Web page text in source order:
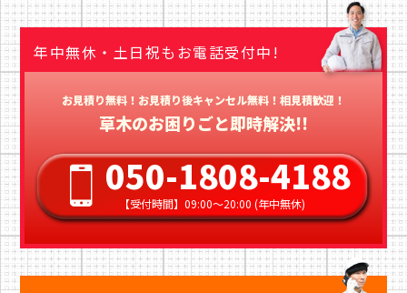
年中無休・土日祝もお電話受付中!
お見積り無料！お見積り後キャンセル無料！相見積歓迎！
草木のお困りごと即時解決!!
050-1808-4188
【受付時間】09:00〜20:00 (年中無休)